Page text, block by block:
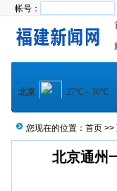
帐号：
您现在的位置： 首页 >>
北京通州